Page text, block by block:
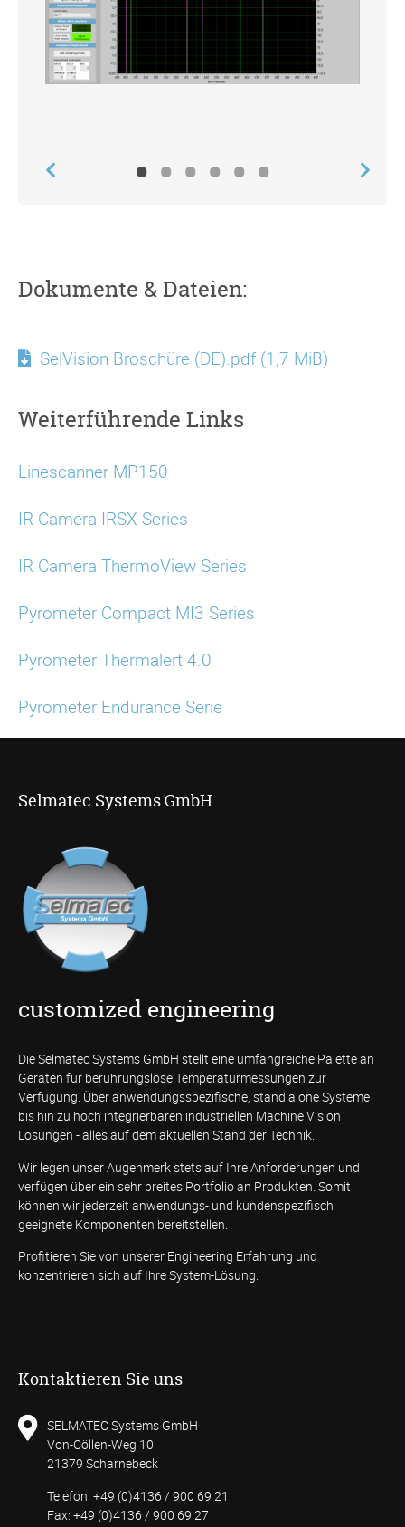
• • • • • •
Dokumente & Dateien:
SelVision Broschüre (DE).pdf(1,7 MiB)
Weiterführende Links
Linescanner MP150
IR Camera IRSX Series
IR Camera ThermoView Series
Pyrometer Compact MI3 Series
Pyrometer Thermalert 4.0
Pyrometer Endurance Serie
Selmatec Systems GmbH
customized engineering
Die Selmatec Systems GmbH stellt eine umfangreiche Palette an
Geräten für berührungslose Temperaturmessungen zur
Verfügung. Über anwendungsspezifische, stand alone Systeme
bis hin zu hoch integrierbaren industriellen Machine Vision
Lösungen - alles auf dem aktuellen Stand der Technik.
Wir legen unser Augenmerk stets auf Ihre Anforderungen und
verfügen über ein sehr breites Portfolio an Produkten. Somit
können wir jederzeit anwendungs- und kundenspezifisch
geeignete Komponenten bereitstellen.
Profitieren Sie von unserer Engineering Erfahrung und
konzentrieren sich auf Ihre System-Lösung.
Kontaktieren Sie uns
SELMATEC Systems GmbH
Von-Cöllen-Weg 10
21379 Scharnebeck
Telefon: +49 (0)4136 / 900 69 21
Fax: +49 (0)4136 / 900 69 27